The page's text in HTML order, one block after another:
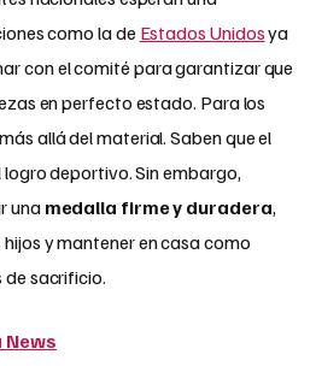
como la de Estados Unidosya
con el comité para garantizar que
en perfecto estado. Para los
allá del material. Saben que el
deportivo. Sin embargo,
una medalla firme y duradera,
y mantener en casa como
sacrificio.
News